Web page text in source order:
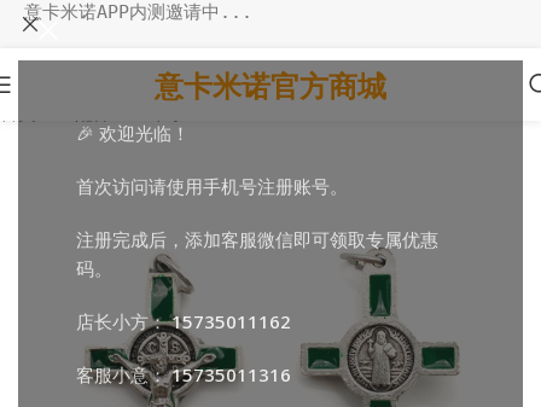
🎉 欢迎光临！
首次访问请使用手机号注册账号。
注册完成后，添加客服微信即可领取专属优惠
码。
店长小方：15735011162
客服小意：15735011316
意卡米诺APP内测邀请中...
意卡米诺官方商城